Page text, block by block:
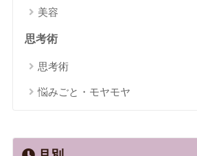
美容
思考術
思考術
悩みごと・モヤモヤ